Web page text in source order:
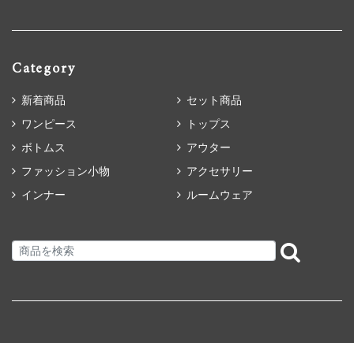
Category
新着商品
セット商品
ワンピース
トップス
ボトムス
アウター
ファッション小物
アクセサリー
インナー
ルームウェア